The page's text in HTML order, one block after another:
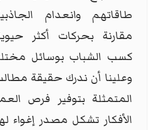
طاقاتهم وانعدام
مقارنة بحركات أكثر
كسب الشباب بوسائل
وعلينا أن ندرك حقيقة
المتمثلة بتوفير فرص
الأفكار تشكل مصدر إغواء